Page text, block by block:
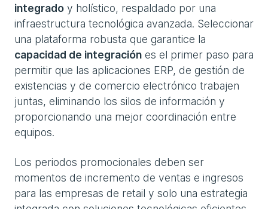
integrado y holístico, respaldado por una
infraestructura tecnológica avanzada. Seleccionar
una plataforma robusta que garantice la
capacidad de integración es el primer paso para
permitir que las aplicaciones ERP, de gestión de
existencias y de comercio electrónico trabajen
juntas, eliminando los silos de información y
proporcionando una mejor coordinación entre
equipos.
Los periodos promocionales deben ser
momentos de incremento de ventas e ingresos
para las empresas de retail y solo una estrategia